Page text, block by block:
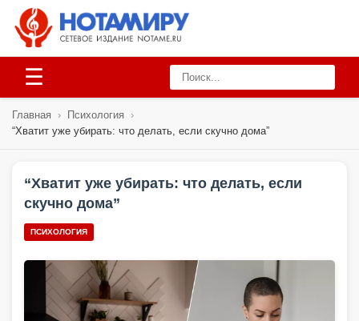
☰
Главная › Психология
›
“Хватит уже убирать: что делать, если скучно дома”
“Хватит уже убирать: что делать, если
скучно дома”
ПСИХОЛОГИЯ